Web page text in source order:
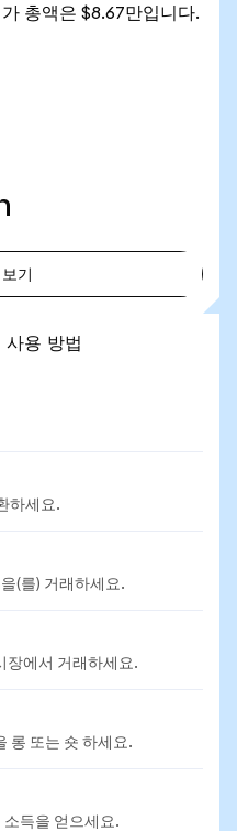
총액은 $8.67만입니다.
기
용 방법
하세요.
(를) 거래하세요.
장에서 거래하세요.
롱 또는 숏 하세요.
득을 얻으세요.